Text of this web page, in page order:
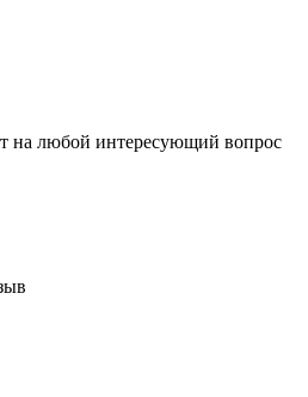
на любой интересующий вопрос